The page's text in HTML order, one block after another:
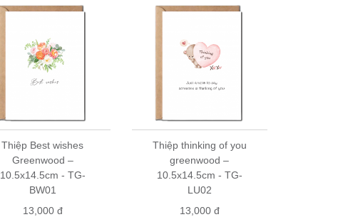
Thiệp Best wishes
Greenwood –
10.5x14.5cm - TG-
BW01
13,000 đ
Thiệp thinking of you
greenwood –
10.5x14.5cm - TG-
LU02
13,000 đ